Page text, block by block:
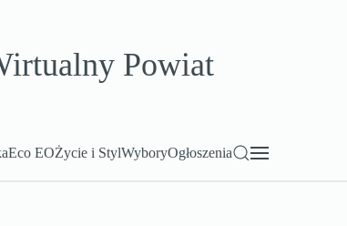
Eco EOŻycie i StylWyboryOgłoszenia